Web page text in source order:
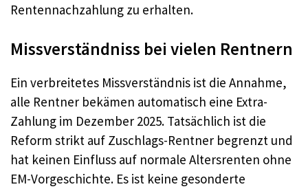
Rentennachzahlung zu erhalten.
Missverständniss bei vielen Rentnern
Ein verbreitetes Missverständnis ist die Annahme,
alle Rentner bekämen automatisch eine Extra-
Zahlung im Dezember 2025. Tatsächlich ist die
Reform strikt auf Zuschlags-Rentner begrenzt und
hat keinen Einfluss auf normale Altersrenten ohne
EM-Vorgeschichte. Es ist keine gesonderte